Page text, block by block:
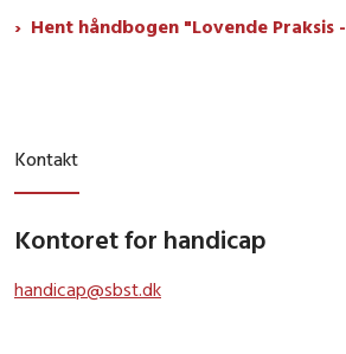
Hent håndbogen "Lovende
Kontakt
Kontoret for handicap
handicap@sbst.dk